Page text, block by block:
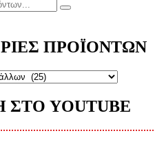
ΠΡΟΪΟΝΤΩΝ
ΣΤΟ YOUTUBE